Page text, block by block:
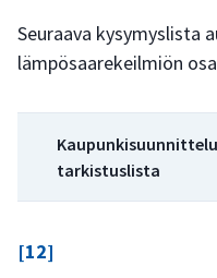
Seuraava kysymyslista
lämpösaarekeilmiön
tarkistuslista
[12]